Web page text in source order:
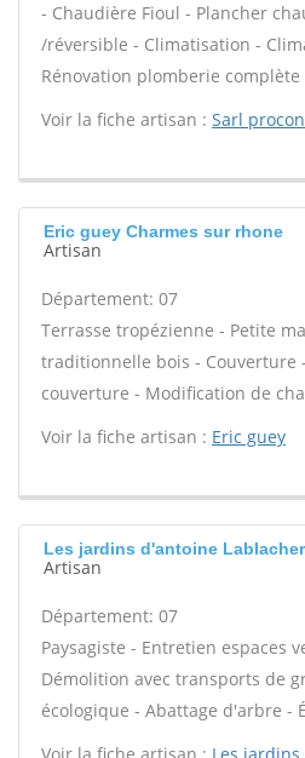
- Chaudière Fioul - Plancher
/réversible - Climatisation -
Rénovation plomberie
Voir la fiche artisan : Sarl
Eric guey Charmes sur rhone
Artisan
Département: 07
Terrasse tropézienne - Petite
traditionnelle bois - Couverture
couverture - Modification de
Voir la fiche artisan : Eric guey
Les jardins d'antoine
Artisan
Département: 07
Paysagiste - Entretien espaces
Démolition avec transports de
écologique - Abattage d'arbre -